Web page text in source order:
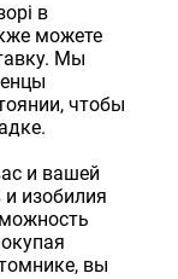
в
можете
Мы
чтобы
и вашей
изобилия
вы